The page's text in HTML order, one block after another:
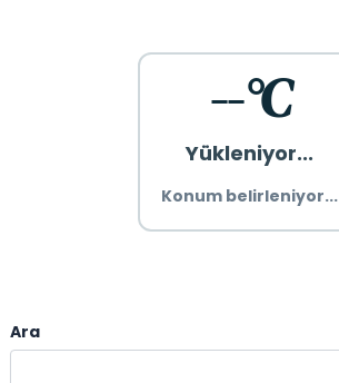
--°C
Yükleniyor...
Konum belirleniyor...
Ara